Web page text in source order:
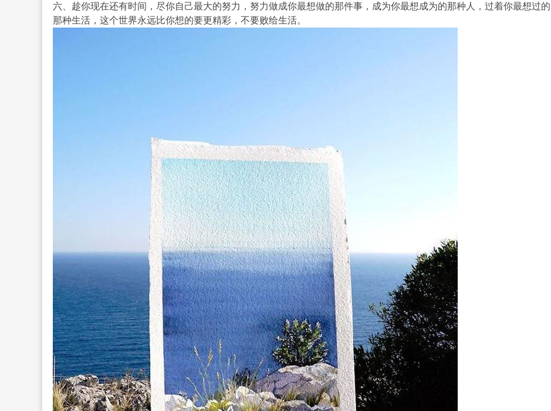
六、趁你现在还有时间，尽你自己最大的努力，努力做成你最想做的那件事，成为你最想成为的那种人，过着你最想过的
那种生活，这个世界永远比你想的要更精彩，不要败给生活。